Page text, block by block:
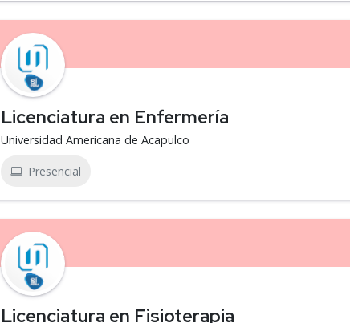
Licenciatura en Enfermería
Universidad Americana de Acapulco
Presencial
Licenciatura en Fisioterapia